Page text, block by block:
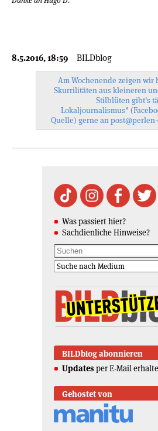
8.5.2016, 18:59 BILDblog
Am Wochenende zeigen wir
Skurrilitäten aus kleineren
Stilblüten gibt's
Lokaljournalismus"
Quelle) gerne an
Was passiert hier?
Sachdienliche Hinweise?
BILDblog abonnieren
Updates per E-Mail
Gehostet von